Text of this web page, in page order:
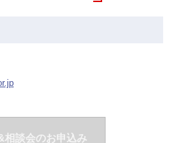
相談会のお申込み